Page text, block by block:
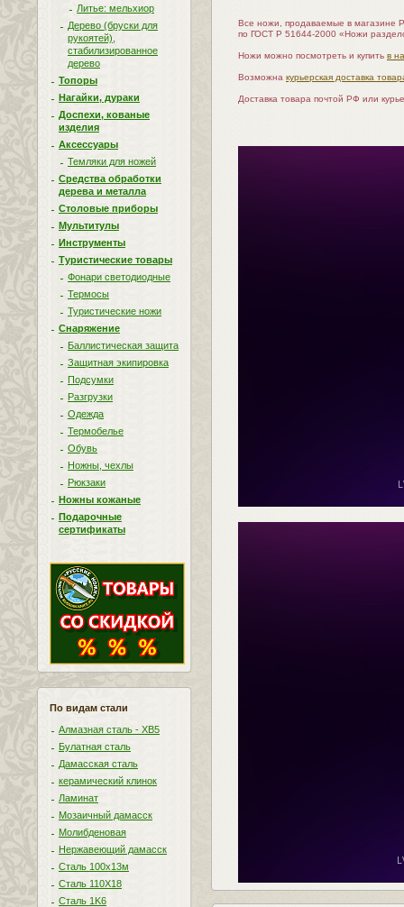
Литье: мельхиор
Дерево (бруски для
рукоятей),
стабилизированное
дерево
Топоры
Нагайки, дураки
Доспехи, кованые
изделия
Аксессуары
Темляки для ножей
Средства обработки
дерева и металла
Столовые приборы
Мультитулы
Инструменты
Туристические товары
Фонари светодиодные
Термосы
Туристические ножи
Снаряжение
Баллистическая защита
Защитная экипировка
Подсумки
Разгрузки
Одежда
Термобелье
Обувь
Ножны, чехлы
Рюкзаки
Ножны кожаные
Подарочные
сертификаты
По видам стали
Алмазная сталь - ХВ5
Булатная сталь
Дамасская сталь
керамический клинок
Ламинат
Мозаичный дамасск
Молибденовая
Нержавеющий дамасск
Сталь 100х13м
Сталь 110Х18
Сталь 1K6
Все ножи, продаваемые в магазине
по ГОСТ Р 51644-2000 «Ножи
Ножи можно посмотреть и купить в
Возможна курьерская доставка
Доставка товара почтой РФ или